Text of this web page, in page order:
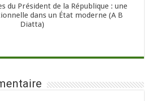
du Président de la République : une
dans un État moderne (A B
Diatta)